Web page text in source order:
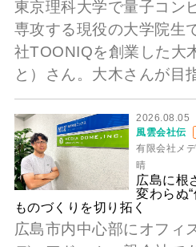
東京理科大学で量子コン
専攻する現役の大学院生
社TOONIQを創業した大
と）さん。大木さんが目
2026.08.05
風雲会社伝
有限会社メ
晴
広島に根
変わらぬ
ものづくりを切り拓く
広島市内中心部にオフィ